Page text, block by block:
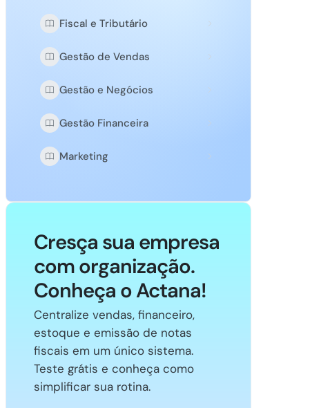
Fiscal e Tributário
Gestão de Vendas
Gestão e Negócios
Gestão Financeira
Marketing
Cresça sua empresa
com organização.
Conheça o Actana!
Centralize vendas, financeiro,
estoque e emissão de notas
fiscais em um único sistema.
Teste grátis e conheça como
simplificar sua rotina.